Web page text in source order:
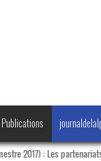
Publications
2017) : Les